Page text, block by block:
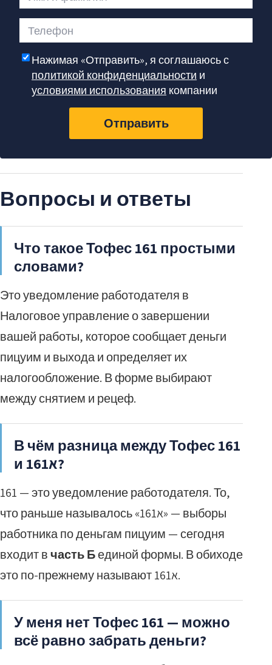
Телефон
Нажимая «Отправить», я соглашаюсь с
политикой конфиденциальности и
условиями использования компании
Отправить
Вопросы и ответы
Что такое Тофес 161 простыми
словами?
Это уведомление работодателя в
Налоговое управление о завершении
вашей работы, которое сообщает деньги
пицуим и выхода и определяет их
налогообложение. В форме выбирают
между снятием и рецеф.
В чём разница между Тофес 161
и 161א?
161 — это уведомление работодателя. То,
что раньше называлось «161א» — выборы
работника по деньгам пицуим — сегодня
входит вчасть Бединой формы. В обиходе
это по-прежнему называют 161א.
У меня нет Тофес 161 — можно
всё равно забрать деньги?